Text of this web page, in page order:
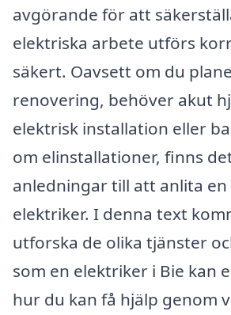
avgörande för att
elektriska arbete utförs
säkert. Oavsett om du
renovering, behöver akut
elektrisk installation eller
om elinstallationer, finns
anledningar till att anlita
elektriker. I denna text
utforska de olika tjänster
som en elektriker i Bie kan
hur du kan få hjälp genom